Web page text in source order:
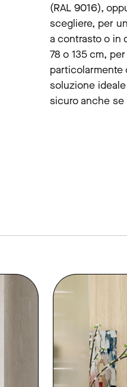
(RAL 9016),
scegliere, per
a contrasto o in
78 o 135 cm,
particolarmente
soluzione
sicuro anche